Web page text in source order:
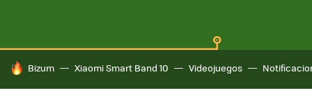
HOY SE HABLA DE
Bizum Xiaomi Smart Band 10 Videojuegos